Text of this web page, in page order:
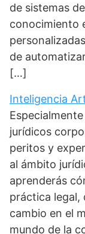
de sistemas
conocimiento
de
[…]
Inteligencia
jurídicos
peritos y
al ámbito
aprenderás
práctica legal,
cambio en el
mundo de la